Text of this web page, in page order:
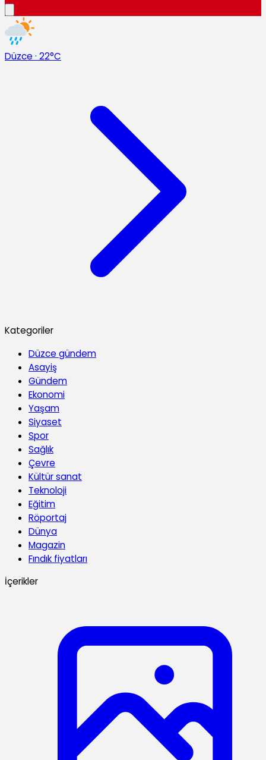
Düzce · 22°C
Kategoriler
Düzce gündem
Asayiş
Gündem
Ekonomi
Yaşam
Siyaset
Spor
Sağlık
Çevre
Kültür sanat
Teknoloji
Eğitim
Röportaj
Dünya
Magazin
Fındık fiyatları
İçerikler